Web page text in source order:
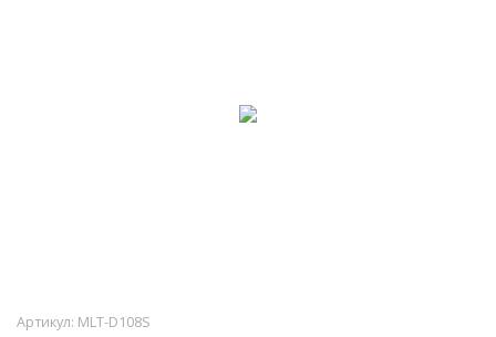
Артикул: MLT-D108S